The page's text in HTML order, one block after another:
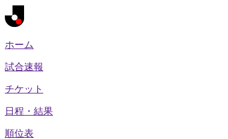
ホーム
試合速報
チケット
日程・結果
順位表